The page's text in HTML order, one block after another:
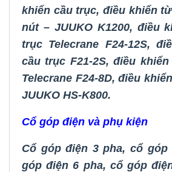
khiển cầu trục,điều khiển
nút – JUUKO K1200, điều
trục Telecrane F24-12S,
cầu trục F21-2S, điều
Telecrane F24-8D,điều
JUUKO HS-K800.
Cổ góp điện và phụ kiện
Cổ góp điện 3 pha, cổ góp
góp điện 6 pha, cổ góp